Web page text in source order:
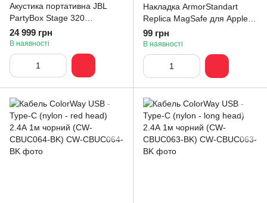
Акустика портативна JBL
PartyBox Stage 320
(JBLPBSTAGE320EP)
24 999 грн
В наявності
Накладка ArmorStandart
Replica MagSafe для Apple
iPhone 15 Pro Titanium Grey
(ARM76246)
99 грн
В наявності